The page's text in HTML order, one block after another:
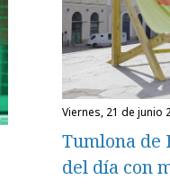
viernes, 21 de junio
Tumlona
del día con